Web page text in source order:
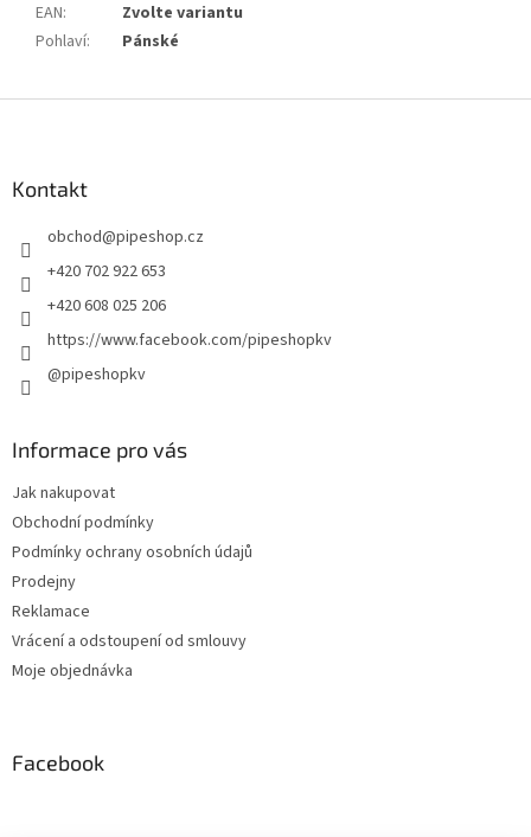
EAN:
Zvolte variantu
Pohlaví: Pánské
Kontakt
obchod@pipeshop.cz
+420 702 922 653
+420 608 025 206
https://www.facebook.com/pipeshopkv
@pipeshopkv
Informace pro vás
Jak nakupovat
Obchodní podmínky
Podmínky ochrany osobních údajů
Prodejny
Reklamace
Vrácení a odstoupení od smlouvy
Moje objednávka
Facebook